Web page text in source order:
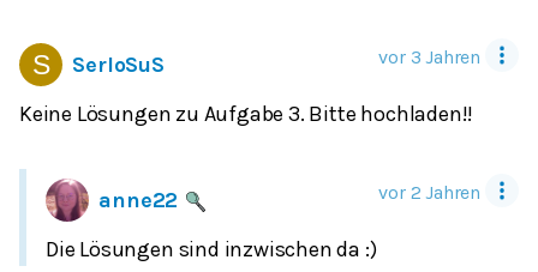
SerloSuS vor 3 Jahren
Keine Lösungen zu Aufgabe 3. Bitte hochladen!!
anne22 vor 2 Jahren
Die Lösungen sind inzwischen da :)